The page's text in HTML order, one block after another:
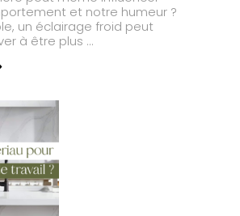
et notre humeur ?
un éclairage froid peut
à être plus